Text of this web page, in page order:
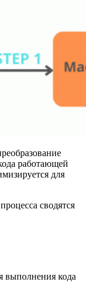
работающей
для
сводятся
выполнения кода